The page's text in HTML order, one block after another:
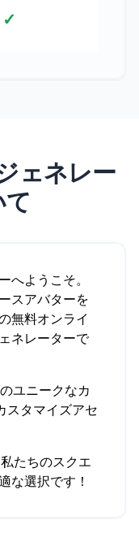
✓
ェネレー
へようこそ。
スアバターを
無料オンライ
ネレーターで
ユニークなカ
スタマイズアセ
たちのスクエ
な選択です！